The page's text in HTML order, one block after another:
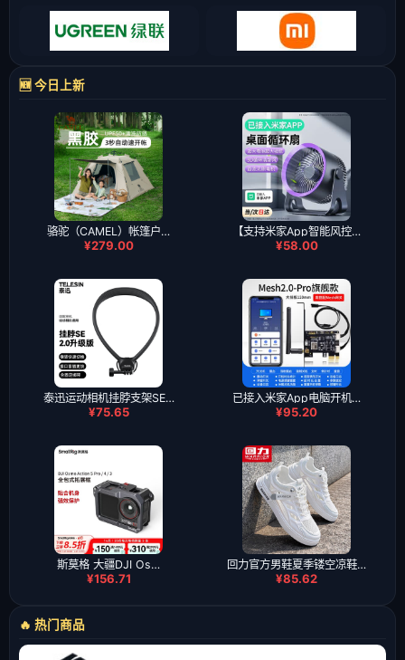
🆕 今日上新
骆驼（CAMEL）帐篷户…
¥279.00
【支持米家App智能风控…
¥58.00
泰迅运动相机挂脖支架SE…
¥75.65
已接入米家App电脑开机…
¥95.20
斯莫格 大疆DJI Os…
¥156.71
回力官方男鞋夏季镂空凉鞋…
¥85.62
🔥 热门商品